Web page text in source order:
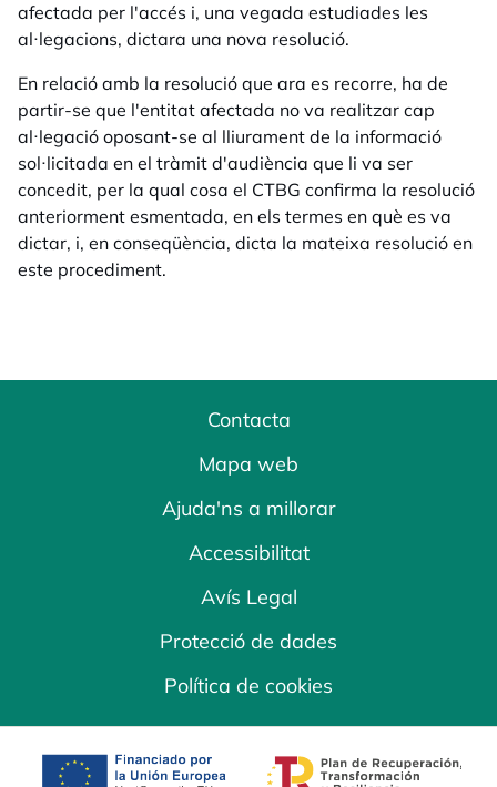
afectada per l'accés i, una vegada estudiades les
al·legacions, dictara una nova resolució.
En relació amb la resolució que ara es recorre, ha de
partir-se que l'entitat afectada no va realitzar cap
al·legació oposant-se al lliurament de la informació
sol·licitada en el tràmit d'audiència que li va ser
concedit, per la qual cosa el CTBG confirma la resolució
anteriorment esmentada, en els termes en què es va
dictar, i, en conseqüència, dicta la mateixa resolució en
este procediment.
Contacta
Mapa web
Ajuda'ns a millorar
Accessibilitat
Avís Legal
Protecció de dades
Política de cookies
opens in a new tab opens in a new